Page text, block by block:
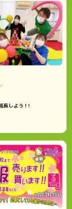
長しよう！!